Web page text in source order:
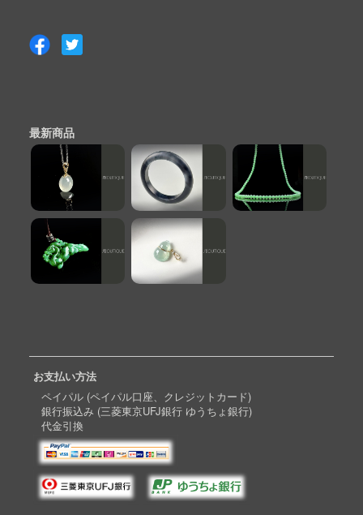
最新商品
お支払い方法
ペイパル (ペイパル口座、クレジットカード)
銀行振込み (三菱東京UFJ銀行 ゆうちょ銀行)
代金引換